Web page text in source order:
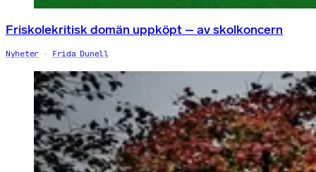
Friskolekritisk domän uppköpt – av skolkoncern
Nyheter Frida Dunell